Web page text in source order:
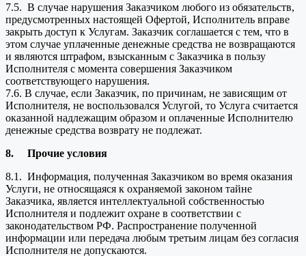
7.5. В случае нарушения Заказчиком любого из обязательств,
предусмотренных настоящей Офертой, Исполнитель вправе
закрыть доступ к Услугам. Заказчик соглашается с тем, что в
этом случае уплаченные денежные средства не возвращаются
и являются штрафом, взысканным с Заказчика в пользу
Исполнителя с момента совершения Заказчиком
соответствующего нарушения.
7.6. В случае, если Заказчик, по причинам, не зависящим от
Исполнителя, не воспользовался Услугой, то Услуга считается
оказанной надлежащим образом и оплаченные Исполнителю
денежные средства возврату не подлежат.
8. Прочие условия
8.1. Информация, полученная Заказчиком во время оказания
Услуги, не относящаяся к охраняемой законом тайне
Заказчика, является интеллектуальной собственностью
Исполнителя и подлежит охране в соответствии с
законодательством РФ. Распространение полученной
информации или передача любым третьим лицам без согласия
Исполнителя не допускаются.